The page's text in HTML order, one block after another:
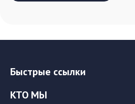
Быстрые ссылки
КТО МЫ